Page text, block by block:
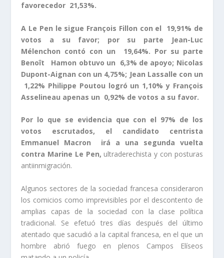
favorecedor 21,53%.
A Le Pen le sigue François Fillon con el 19,91% de
votos a su favor; por su parte Jean-Luc
Mélenchon contó con un 19,64%. Por su parte
Benoît Hamon obtuvo un 6,3% de apoyo; Nicolas
Dupont-Aignan con un 4,75%; Jean Lassalle con un
1,22% Philippe Poutou logró un 1,10% y François
Asselineau apenas un 0,92% de votos a su favor.
Por lo que se evidencia que con el 97% de los
votos escrutados, el candidato centrista
Emmanuel Macron irá a una segunda vuelta
contra Marine Le Pen, ultraderechista y con posturas
antiinmigración.
Algunos sectores de la sociedad francesa consideraron
los comicios como imprevisibles por el descontento de
amplias capas de la sociedad con la clase política
tradicional. Se efetuó tres días después del último
atentado que sacudió a la capital francesa, en el que un
hombre abrió fuego en plenos Campos Elíseos